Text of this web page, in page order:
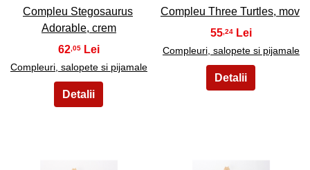
Compleu Stegosaurus
Adorable, crem
62 ,05
Compleuri, salopete si pijamale
Compleu Three Turtles, mov
55,24
Compleuri, salopete si pijamale